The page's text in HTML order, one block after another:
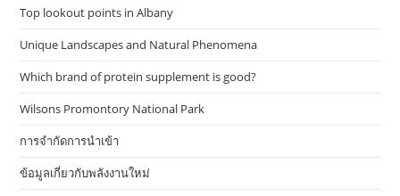
Top lookout points in Albany
Unique Landscapes and Natural Phenomena
Which brand of protein supplement is good?
Wilsons Promontory National Park
การจำกัดการนำเข้า
ข้อมูลเกี่ยวกับพลังงานใหม่